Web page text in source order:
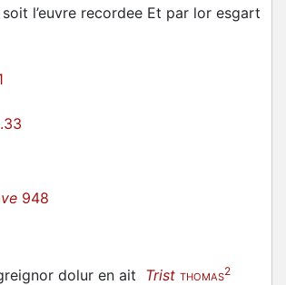
l’euvre recordee Et par lor esgart
948
dolur en ait Trist THOMAS2